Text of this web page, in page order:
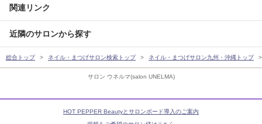
サロン ウネルマ(salon UNELMA)
関連リンク
近隣のサロンから探す
総合トップ ネイル・まつげサロン検索トップ ネイル・まつげサロン九州・沖縄トップ
HOT PEPPER Beautyとサロンボード導入のご案内